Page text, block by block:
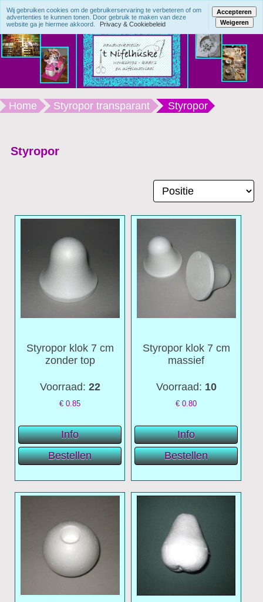
Home Styropor transparant Styropor
Styropor
Styropor klok 7 cm
zonder top
Voorraad: 22
€0.85
Styropor klok 7 cm
massief
Voorraad: 10
€0.80
Wij gebruiken cookies om de gebruikerservaring te verbeteren of om
advertenties te kunnen tonen. Door gebruik te maken van deze
website ga je hiermee akkoord.
Privacy & Cookiebeleid
Accepteren
Weigeren